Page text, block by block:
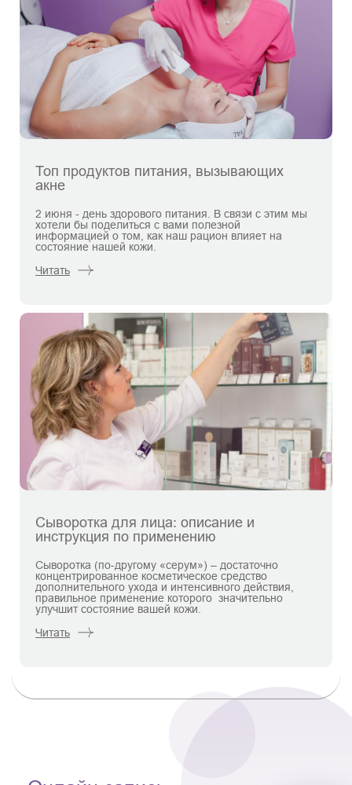
Топ продуктов питания, вызывающих
акне
2 июня - день здорового питания. В связи с этим мы
хотели бы поделиться с вами полезной
информацией о том, как наш рацион влияет на
состояние нашей кожи.
Читать
Сыворотка для лица: описание и
инструкция по применению
Сыворотка (по-другому «серум») – достаточно
концентрированное косметическое средство
дополнительного ухода и интенсивного действия,
правильное применение которого значительно
улучшит состояние вашей кожи.
Читать